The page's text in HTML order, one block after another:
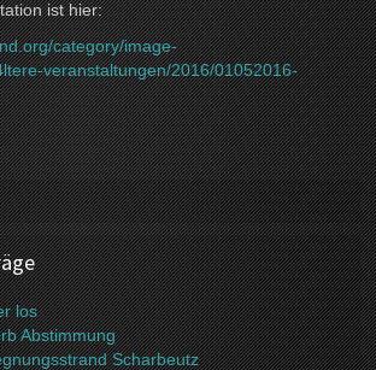
ist hier:
category/image-
veranstaltungen/2016/01052016-
los
Abstimmung
Scharbeutz